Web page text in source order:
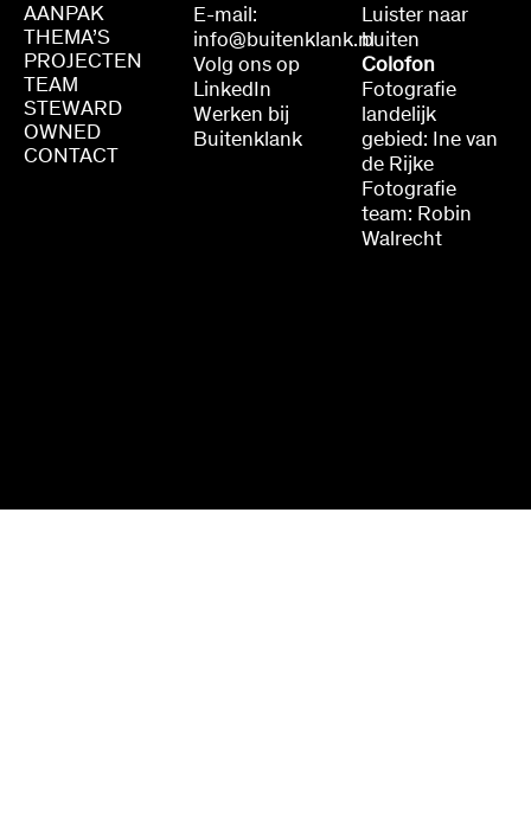
AANPAK
THEMA’S
PROJECTEN
TEAM
STEWARD
OWNED
CONTACT
E-mail:
info@buitenklank.nl
Volg ons op
LinkedIn
Werken bij
Buitenklank
Luister naar
buiten
Colofon
Fotografie
landelijk
gebied: Ine van
de Rijke
Fotografie
team: Robin
Walrecht